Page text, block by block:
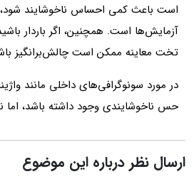
است باعث کمی احساس ناخوشایند شود،
آزمایش‌ها است. همچنین، اگر باردار
تخت معاینه ممکن است چالش‌برانگیز
در مورد سونوگرافی‌های داخلی مانند
حس ناخوشایندی وجود داشته باشد،
ارسال نظر درباره این موضوع